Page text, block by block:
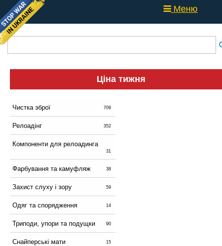
Меню
Ціна тижня
Чистка зброї 709
Релоадінг 352
Компоненти для релоадинга
31
Фарбування та камуфляж 38
Захист слуху і зору 59
Одяг та спорядження 14
Триподи, упори та подущки 90
Снайперські мати 15